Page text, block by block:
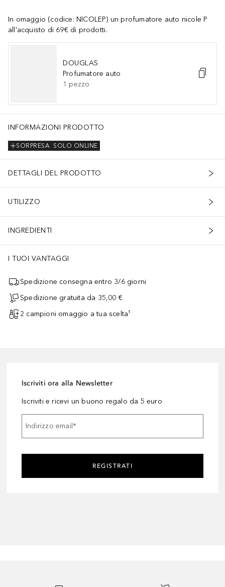
In omaggio (codice: NICOLEP) un profumatore auto nicole P
all'acquisto di 69€ di prodotti.
DOUGLAS
Profumatore auto
1 pezzo
INFORMAZIONI PRODOTTO
SOLO ONLINE
SORPRESA
DETTAGLI DEL PRODOTTO
UTILIZZO
INGREDIENTI
I TUOI VANTAGGI
Spedizione consegna entro 3/6 giorni
Spedizione gratuita da 35,00 €
2 campioni omaggio a tua scelta¹
Iscriviti ora alla Newsletter
Iscriviti e ricevi un buono regalo da 5 euro
Indirizzo email*
REGISTRATI